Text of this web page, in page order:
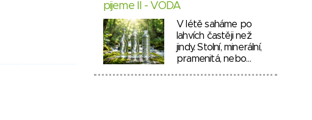
pijeme II - VODA
V létě saháme po
lahvích častěji než
jindy. Stolní, minerální,
pramenitá, nebo…